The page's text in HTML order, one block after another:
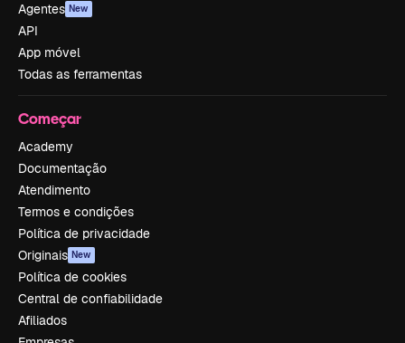
Agentes New
API
App móvel
Todas as ferramentas
Começar
Academy
Documentação
Atendimento
Termos e condições
Política de privacidade
Originais New
Política de cookies
Central de confiabilidade
Afiliados